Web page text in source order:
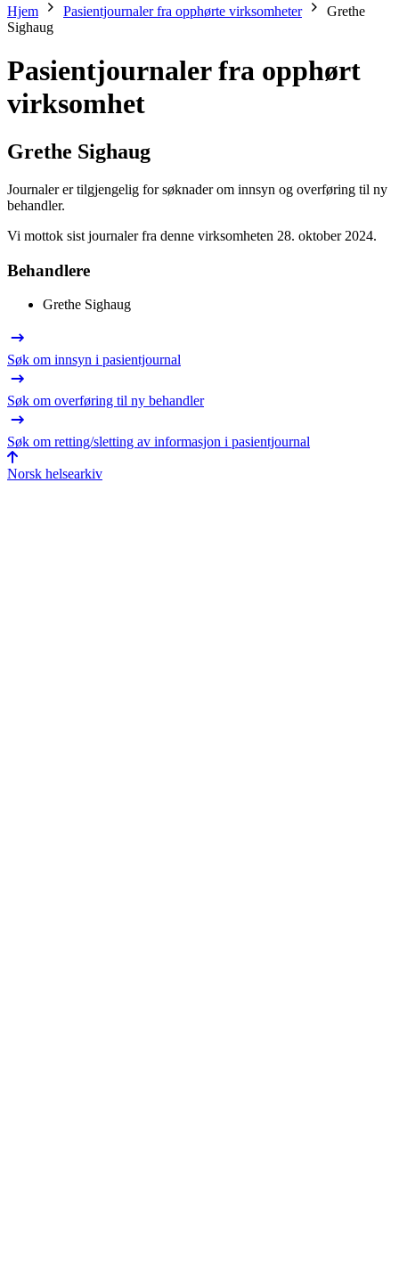
Hjem Pasientjournaler fra opphørte virksomheter
Grethe
Sighaug
Pasientjournaler fra opphørt
virksomhet
Grethe Sighaug
Journaler er tilgjengelig for søknader om innsyn og overføring til ny
behandler.
Vi mottok sist journaler fra denne virksomheten 28. oktober 2024.
Behandlere
Grethe Sighaug
Søk om innsyn i pasientjournal
Søk om overføring til ny behandler
Søk om retting/sletting av informasjon i pasientjournal
Norsk helsearkiv